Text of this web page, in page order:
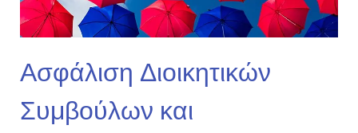
Ασφάλιση Διοικητικών
Συμβούλων και